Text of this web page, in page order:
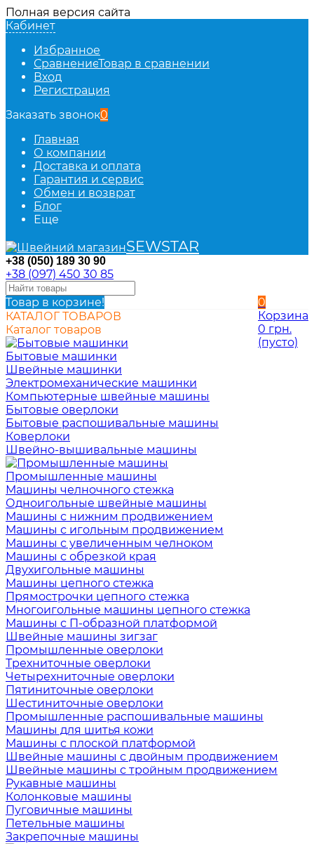
Полная версия сайта
Кабинет
Избранное
СравнениеТовар в сравнении
Вход
Регистрация
Заказать звонок0
Главная
О компании
Доставка и оплата
Гарантия и сервис
Обмен и возврат
Блог
Еще
SEWSTAR
+38 (050) 189 30 90
+38 (097) 450 30 85
0
Корзина
0 грн.
(пусто)
Товар в корзине!
КАТАЛОГ ТОВАРОВ
Каталог товаров
Бытовые машинки
Швейные машинки
Электромеханические машинки
Компьютерные швейные машины
Бытовые оверлоки
Бытовые распошивальные машины
Коверлоки
Швейно-вышивальные машины
Промышленные машины
Машины челночного стежка
Одноигольные швейные машины
Машины с нижним продвижением
Машины с игольным продвижением
Машины с увеличенным челноком
Машины с обрезкой края
Двухигольные машины
Машины цепного стежка
Прямострочки цепного стежка
Многоигольные машины цепного стежка
Машины с П-образной платформой
Швейные машины зигзаг
Промышленные оверлоки
Трехниточные оверлоки
Четырехниточные оверлоки
Пятиниточные оверлоки
Шестиниточные оверлоки
Промышленные распошивальные машины
Машины для шитья кожи
Машины с плоской платформой
Швейные машины с двойным продвижением
Швейные машины с тройным продвижением
Рукавные машины
Колонковые машины
Пуговичные машины
Петельные машины
Закрепочные машины